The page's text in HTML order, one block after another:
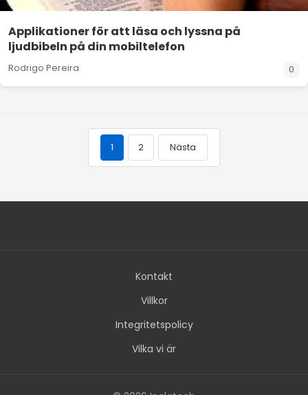
Applikationer för att läsa och lyssna på
ljudbibeln på din mobiltelefon
Rodrigo Pereira 0
1 2 Nästa
Kontakt
Villkor
Integritetspolicy
Vilka vi är